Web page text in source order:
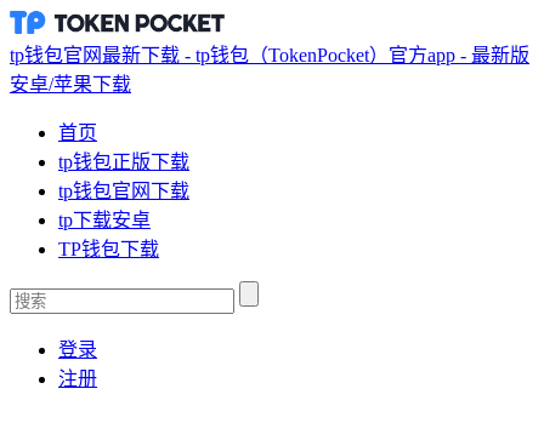
tp钱包官网最新下载 - tp钱包（TokenPocket）官方app - 最新版
安卓/苹果下载
首页
tp钱包正版下载
tp钱包官网下载
tp下载安卓
TP钱包下载
登录
注册